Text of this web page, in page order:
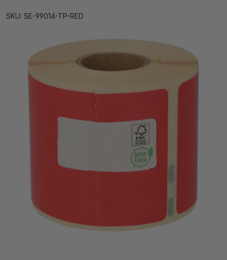
SKU: SE-99014-TP-RED